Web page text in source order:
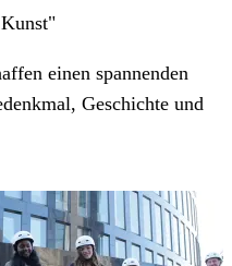
einen spannenden
Geschichte und